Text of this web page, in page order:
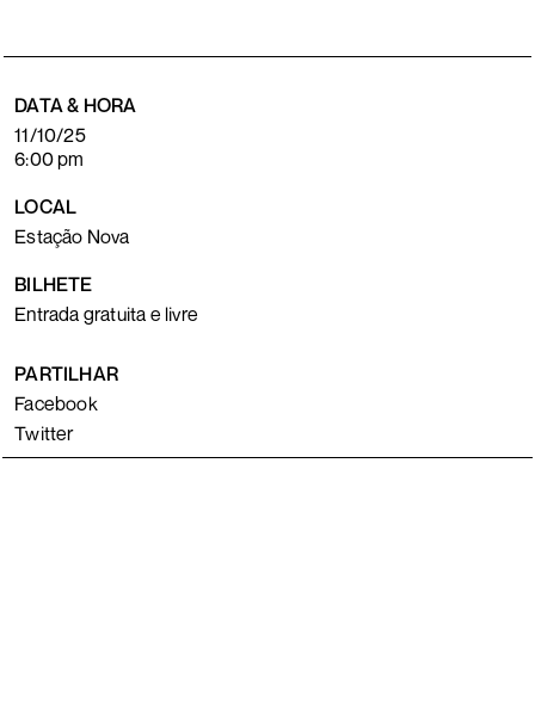
DATA & HORA
11/10/25
6:00 pm
LOCAL
Estação Nova
BILHETE
Entrada gratuita e livre
PARTILHAR
Facebook
Twitter